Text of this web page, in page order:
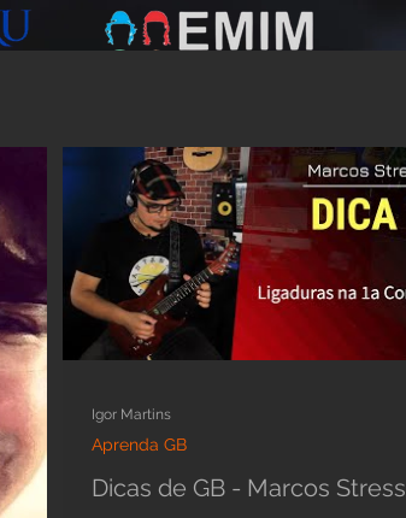
Dicas de GB - Marcos Stress
Aprenda GB
Igor Martins